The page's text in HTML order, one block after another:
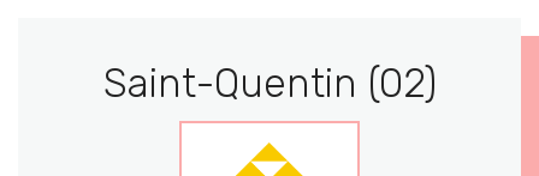
Saint-Quentin (02)